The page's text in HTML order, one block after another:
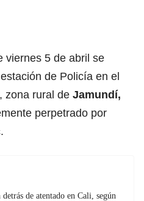
viernes 5 de abril se
de Policía en el
zona rural de Jamundí,
perpetrado por
.
de atentado en Cali, según